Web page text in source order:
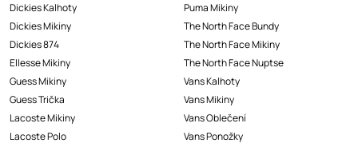
Dickies Kalhoty
Dickies Mikiny
Dickies 874
Ellesse Mikiny
Guess Mikiny
Guess Trička
Lacoste Mikiny
Lacoste Polo
Puma Mikiny
The North Face Bundy
The North Face Mikiny
The North Face Nuptse
Vans Kalhoty
Vans Mikiny
Vans Oblečení
Vans Ponožky